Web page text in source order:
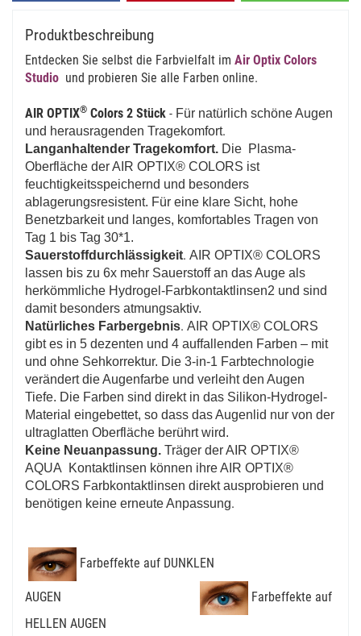
Produktbeschreibung
Entdecken Sie selbst die Farbvielfalt im Air Optix Colors
Studio und probieren Sie alle Farben online.
AIR OPTIX® Colors 2 Stück - Für natürlich schöne Augen
und herausragenden Tragekomfort.
Langanhaltender Tragekomfort. Die Plasma-
Oberfläche der AIR OPTIX® COLORS ist
feuchtigkeitsspeichernd und besonders
ablagerungsresistent. Für eine klare Sicht, hohe
Benetzbarkeit und langes, komfortables Tragen von
Tag 1 bis Tag 30*1.
Sauerstoffdurchlässigkeit. AIR OPTIX® COLORS
lassen bis zu 6x mehr Sauerstoff an das Auge als
herkömmliche Hydrogel-Farbkontaktlinsen2 und sind
damit besonders atmungsaktiv.
Natürliches Farbergebnis. AIR OPTIX® COLORS
gibt es in 5 dezenten und 4 auffallenden Farben – mit
und ohne Sehkorrektur. Die 3-in-1 Farbtechnologie
verändert die Augenfarbe und verleiht den Augen
Tiefe. Die Farben sind direkt in das Silikon-Hydrogel-
Material eingebettet, so dass das Augenlid nur von der
ultraglatten Oberfläche berührt wird.
Keine Neuanpassung. Träger der AIR OPTIX®
AQUA Kontaktlinsen können ihre AIR OPTIX®
COLORS Farbkontaktlinsen direkt ausprobieren und
benötigen keine erneute Anpassung.
Farbeffekte auf DUNKLEN
AUGEN
Farbeffekte auf
HELLEN AUGEN